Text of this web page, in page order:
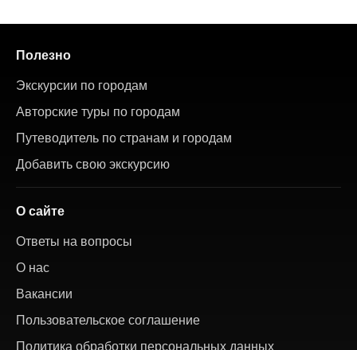
Полезно
Экскурсии по городам
Авторские туры по городам
Путеводитель по странам и городам
Добавить свою экскурсию
О сайте
Ответы на вопросы
О нас
Вакансии
Пользовательское соглашение
Политика обработки персональных данных